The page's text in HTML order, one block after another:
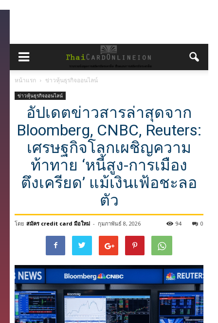
หน้าแรก ข่าวหุ้นธุรกิจออนไลน์
ข่าวหุ้นธุรกิจออนไลน์
อัปเดตข่าวสารล่าสุดจาก
Bloomberg, CNBC, Reuters:
เศรษฐกิจโลกเผชิญความ
ท้าทาย ‘หนี้สูง-การเมือง
ตึงเครียด’ แม้เงินเฟ้อชะลอ
ตัว
โดย สมัคร credit card มือใหม่ - กุมภาพันธ์ 8, 2026 0
94